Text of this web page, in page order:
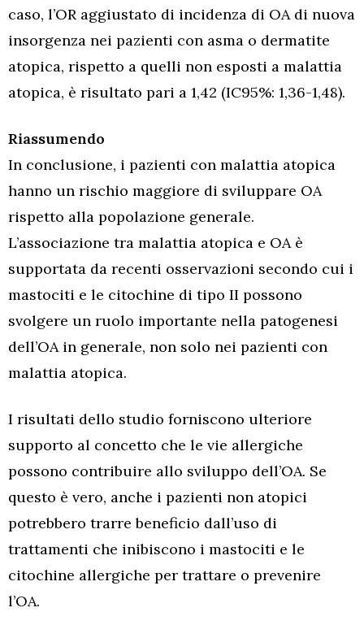
caso, l’OR aggiustato di incidenza di OA di nuova
insorgenza nei pazienti con asma o dermatite
atopica, rispetto a quelli non esposti a malattia
atopica, è risultato pari a 1,42 (IC95%: 1,36-1,48).
Riassumendo
In conclusione, i pazienti con malattia atopica
hanno un rischio maggiore di sviluppare OA
rispetto alla popolazione generale.
L’associazione tra malattia atopica e OA è
supportata da recenti osservazioni secondo cui i
mastociti e le citochine di tipo II possono
svolgere un ruolo importante nella patogenesi
dell’OA in generale, non solo nei pazienti con
malattia atopica.
I risultati dello studio forniscono ulteriore
supporto al concetto che le vie allergiche
possono contribuire allo sviluppo dell’OA. Se
questo è vero, anche i pazienti non atopici
potrebbero trarre beneficio dall’uso di
trattamenti che inibiscono i mastociti e le
citochine allergiche per trattare o prevenire
l’OA.